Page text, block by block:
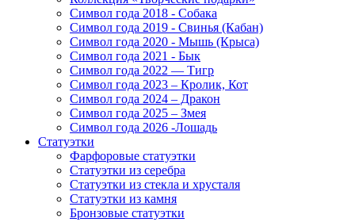
Символ года 2018 - Собака
Символ года 2019 - Свинья (Кабан)
Символ года 2020 - Мышь (Крыса)
Символ года 2021 - Бык
Символ года 2022 — Тигр
Символ года 2023 – Кролик, Кот
Символ года 2024 – Дракон
Символ года 2025 – Змея
Символ года 2026 -Лошадь
Статуэтки
Фарфоровые статуэтки
Статуэтки из серебра
Статуэтки из стекла и хрусталя
Статуэтки из камня
Бронзовые статуэтки